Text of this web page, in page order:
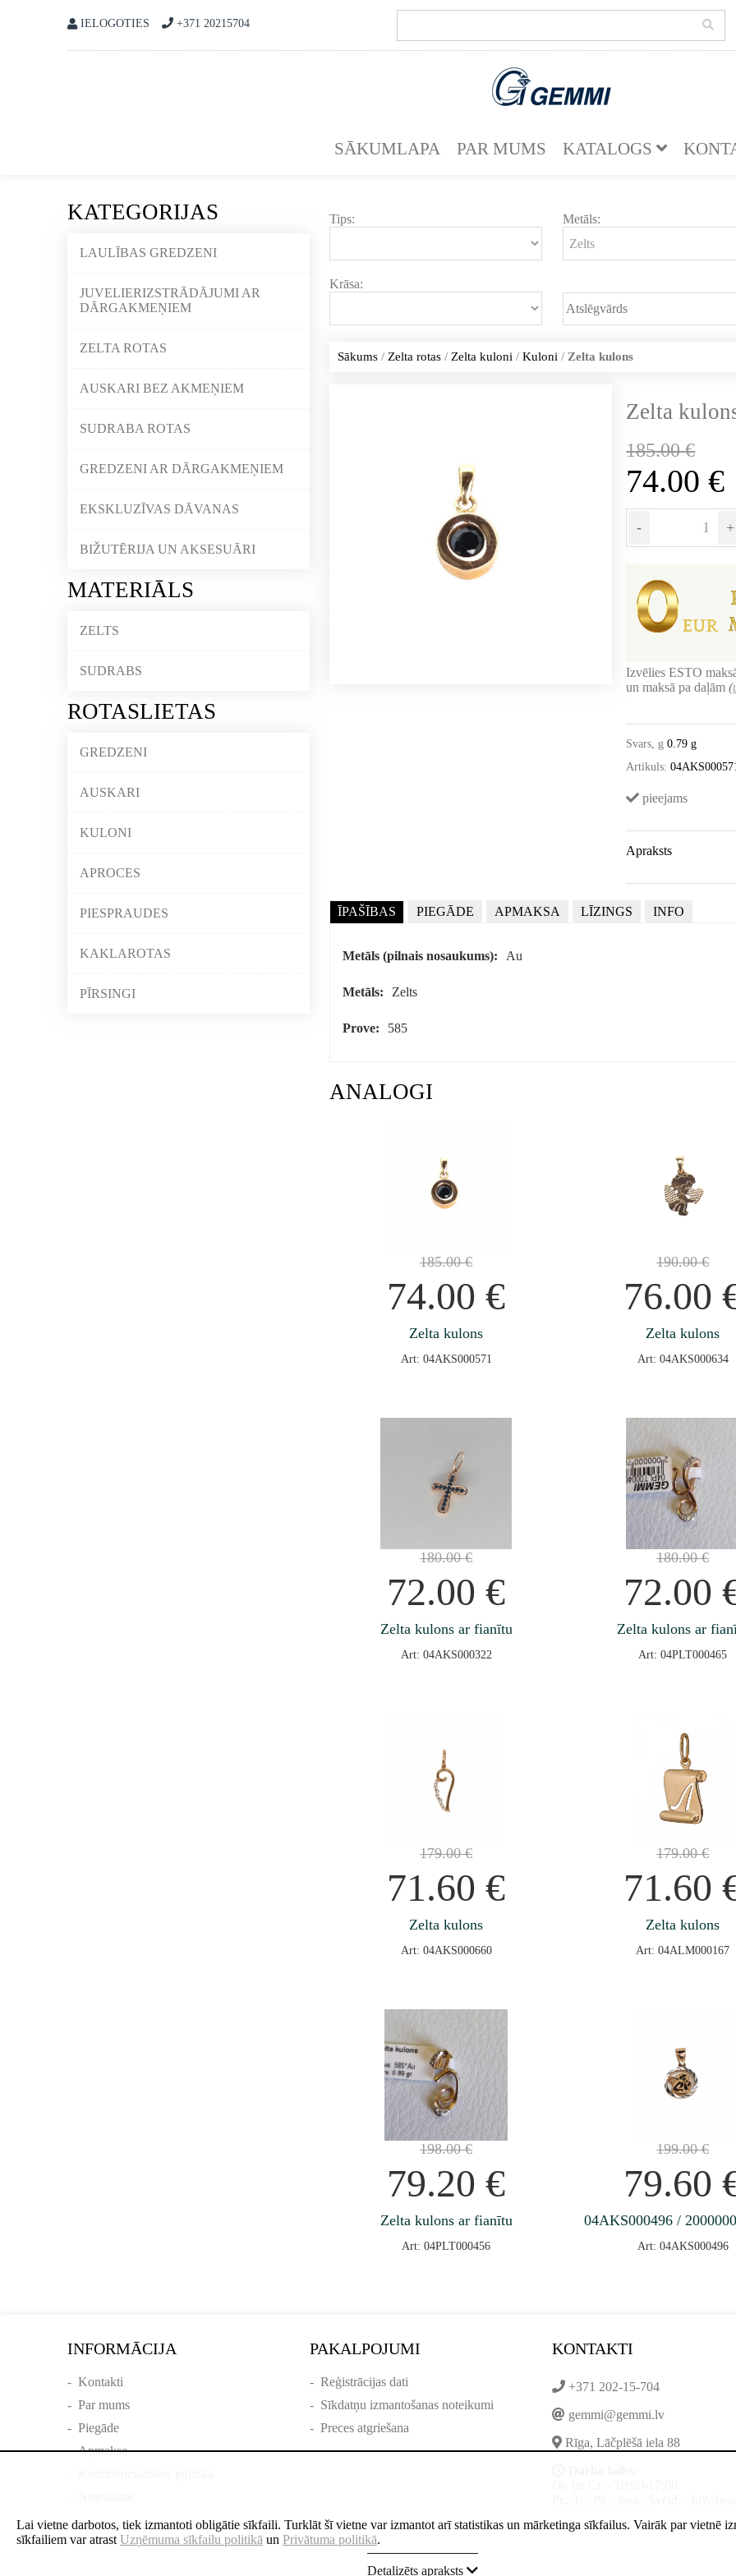
IELOGOTIES +371 20215704
SĀKUMLAPA PAR MUMS KATALOGS
KATEGORIJAS
LAULĪBAS GREDZENI
JUVELIERIZSTRĀDĀJUMI AR
DĀRGAKMEŅIEM
ZELTA ROTAS
AUSKARI BEZ AKMEŅIEM
SUDRABA ROTAS
GREDZENI AR DĀRGAKMEŅIEM
EKSKLUZĪVAS DĀVANAS
BIŽUTĒRIJA UN AKSESUĀRI
MATERIĀLS
ZELTS
SUDRABS
ROTASLIETAS
GREDZENI
AUSKARI
KULONI
APROCES
PIESPRAUDES
KAKLAROTAS
PĪRSINGI
Tips: Metāls:
Krāsa:
Sākums/ Zelta rotas/ Zelta kuloni / Kuloni / Zelta kulons
Zelta
185.00€
74.00€
- +
Izvēlies ESTO
un maksā pa daļām(
Svars, g 0.79 g
Artikuls:
pieejams
Apraksts
ĪPAŠĪBAS PIEGĀDE APMAKSA LĪZINGS INFO
Metāls (pilnais nosaukums): Au
Metāls: Zelts
Prove: 585
ANALOGI
185.00€
74.00€
Zelta kulons
Art: 04AKS000571
190.00€
76.00
Zelta kulons
Art: 04AKS000634
180.00€
72.00€
Zelta kulons ar fianītu
Art: 04AKS000322
180.00€
72.00
Zelta kulons ar
Art: 04PLT000465
179.00€
71.60€
Zelta kulons
Art: 04AKS000660
179.00€
71.60
Zelta kulons
Art: 04ALM000167
198.00€
79.20€
Zelta kulons ar fianītu
Art: 04PLT000456
199.00€
79.60
04AKS000496 /
Art: 04AKS000496
INFORMĀCIJA
- Kontakti
- Par mums
- Piegāde
-Apmaksa
PAKALPOJUMI
- Reģistrācijas dati
- Sīkdatņu izmantošanas noteikumi
- Preces atgriešana
KONTAKTI
+371 202-15-704
gemmi@gemmi.lv
Rīga, Lāčplēšā iela 88
Lai vietne darbotos, tiek izmantoti obligātie sīkfaili. Turklāt šī vietne var izmantot arī statistikas un mārketinga sīkfailus. Vairāk par vietnē
sīkfailiem var atrast Uzņēmuma sīkfailu politikā un Privātuma politikā.
Detalizēts apraksts